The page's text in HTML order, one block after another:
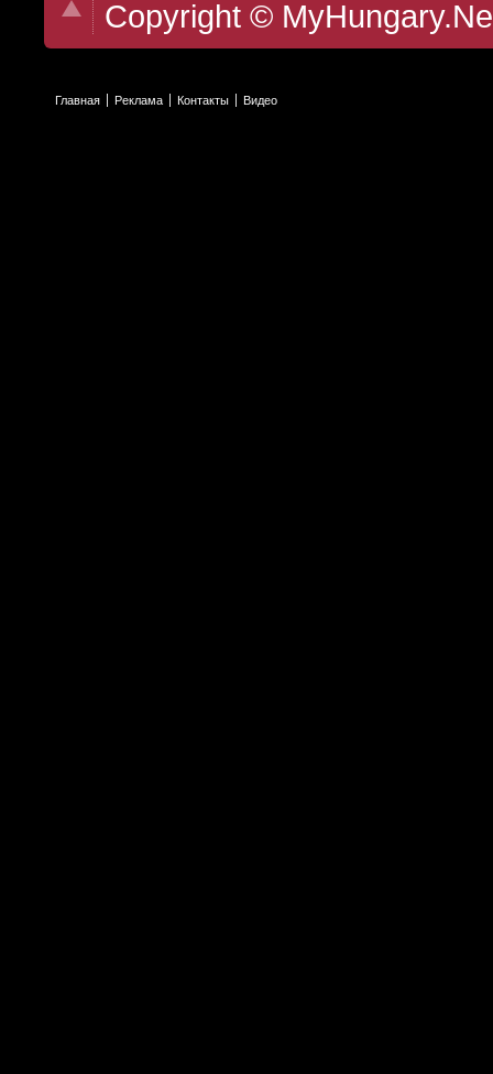
Copyright ©
Главная Реклама Контакты Видео